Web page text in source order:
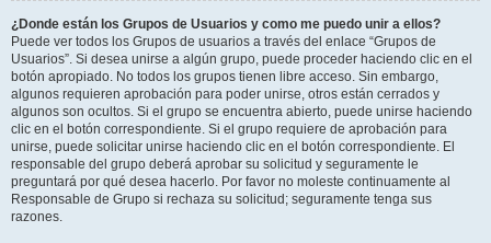
¿Donde están los Grupos de Usuarios y como me puedo unir a ellos?
Puede ver todos los Grupos de usuarios a través del enlace “Grupos de
Usuarios”. Si desea unirse a algún grupo, puede proceder haciendo clic en el
botón apropiado. No todos los grupos tienen libre acceso. Sin embargo,
algunos requieren aprobación para poder unirse, otros están cerrados y
algunos son ocultos. Si el grupo se encuentra abierto, puede unirse haciendo
clic en el botón correspondiente. Si el grupo requiere de aprobación para
unirse, puede solicitar unirse haciendo clic en el botón correspondiente. El
responsable del grupo deberá aprobar su solicitud y seguramente le
preguntará por qué desea hacerlo. Por favor no moleste continuamente al
Responsable de Grupo si rechaza su solicitud; seguramente tenga sus
razones.